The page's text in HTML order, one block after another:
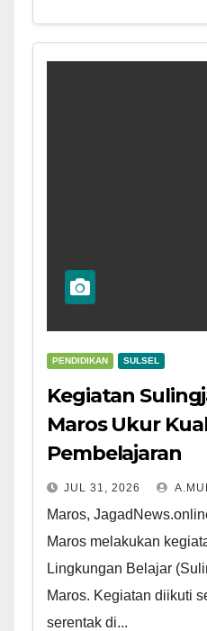
PENDIDIKAN SULSEL
Kegiatan
Maros Ukur
Pembelajaran
JUL 31, 2026
Maros,
Maros melakukan
Lingkungan Belajar
Maros. Kegiatan diikuti
serentak di...